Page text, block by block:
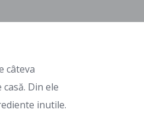
câteva
Din ele
inutile.